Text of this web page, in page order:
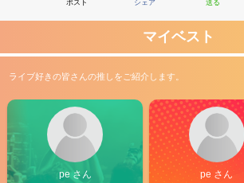
ポスト シェア 送る
マイベスト
ライブ好きの皆さんの推しをご紹介します。
pe さん pe さん